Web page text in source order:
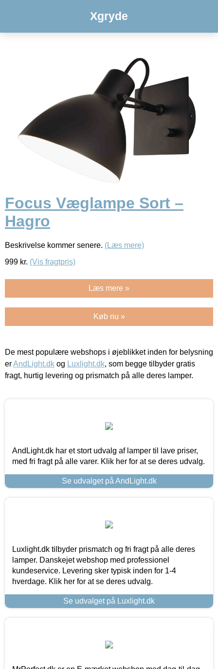
Xgryde
Focus Væglampe Sort –
Hagro
Beskrivelse kommer senere. (Læs mere)
999 kr. (Vis fragtpris)
Læs mere »
Køb nu »
De mest populære webshops i øjeblikket inden for belysning
erAndLight.dk og Luxlight.dk, som begge tilbyder gratis
fragt, hurtig levering og prismatch på alle deres lamper.
AndLight.dk har et stort udvalg af lamper til lave priser,
med fri fragt på alle varer. Klik her for at se deres udvalg.
Se udvalget på AndLight.dk
Luxlight.dk tilbyder prismatch og fri fragt på alle deres
lamper. Danskejet webshop med professionel
kundeservice. Levering sker typisk inden for 1-4
hverdage. Klik her for at se deres udvalg.
Se udvalget på Luxlight.dk